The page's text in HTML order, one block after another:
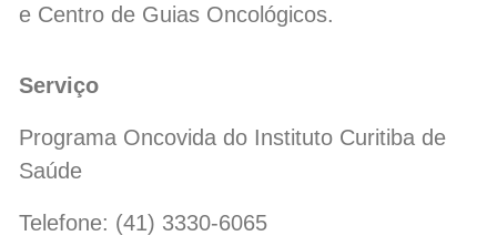
e Centro de Guias Oncológicos.
Serviço
Programa Oncovida do Instituto Curitiba de
Saúde
Telefone: (41) 3330-6065